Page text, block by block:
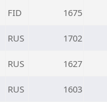
FID 1675
RUS 1702
RUS 1627
RUS 1603